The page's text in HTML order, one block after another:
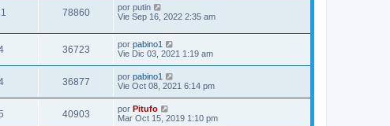
78860 por putin
Vie Sep 16, 2022 2:35 am
36723 por pabino1
Vie Dic 03, 2021 1:19 am
36877 por pabino1
Vie Oct 08, 2021 6:14 pm
40903 por Pitufo
Mar Oct 15, 2019 1:10 pm